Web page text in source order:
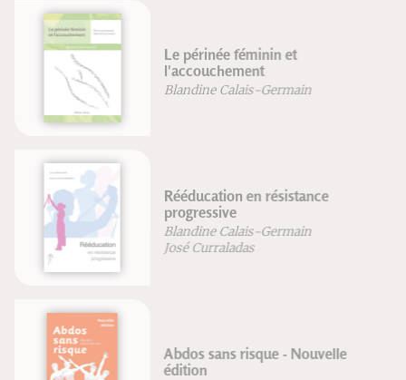
Le périnée féminin et
l'accouchement
Blandine Calais-Germain
Rééducation en résistance
progressive
Blandine Calais-Germain
José Curraladas
Abdos sans risque - Nouvelle
édition